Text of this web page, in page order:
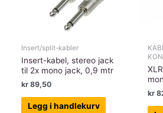
Insert/split-kabler
Insert-kabel, stereo jack
til 2x mono jack, 0,9 mtr
kr 89,50
Legg i handlekurv
kr